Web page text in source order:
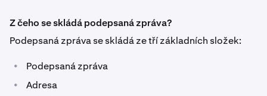
Z čeho se skládá podepsaná zpráva?
Podepsaná zpráva se skládá ze tří základních složek:
• Podepsaná zpráva
• Adresa